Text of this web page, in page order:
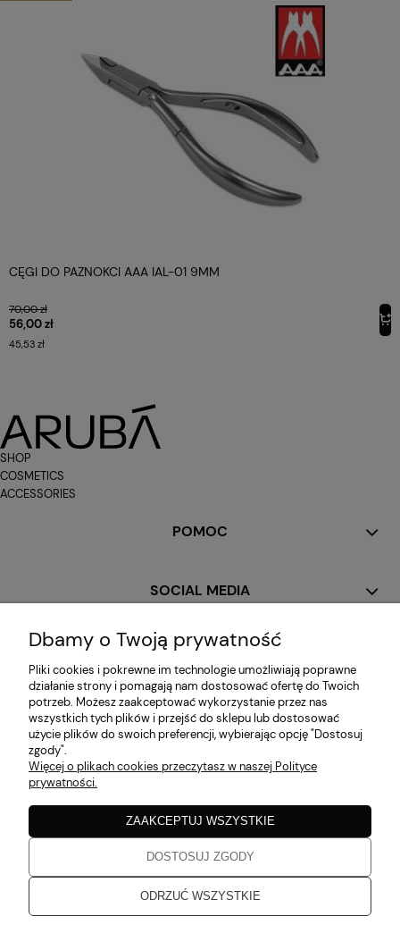
CĘGI DO PAZNOKCI AAA IAL-01 9MM
70,00 zł
56,00 zł
45,53 zł
SHOP
COSMETICS
ACCESSORIES
POMOC
SOCIAL MEDIA
MOJE KONTO
PŁATNOŚCI I DOSTAWA
INFORMACJE
O NAS
Dbamy o Twoją prywatność
Pliki cookies i pokrewne im technologie umożliwiają poprawne
działanie strony i pomagają nam dostosować ofertę do Twoich
potrzeb. Możesz zaakceptować wykorzystanie przez nas
wszystkich tych plików i przejść do sklepu lub dostosować
użycie plików do swoich preferencji, wybierając opcję "Dostosuj
zgody".
Więcej o plikach cookies przeczytasz w naszej Polityce
prywatności.
ODRZUĆ WSZYSTKIE
DOSTOSUJ ZGODY
ZAAKCEPTUJ WSZYSTKIE